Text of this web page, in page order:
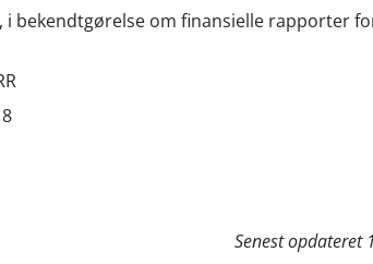
i bekendtgørelse om finansielle rapporter
Senest opdateret